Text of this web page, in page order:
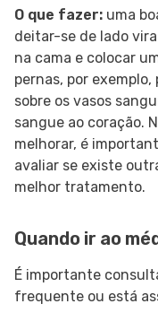
O que fazer: uma
deitar-se de lado
na cama e colocar
pernas, por
sobre os vasos
sangue ao coração.
melhorar, é
avaliar se existe
melhor tratamento.
Quando ir ao
É importante
frequente ou está